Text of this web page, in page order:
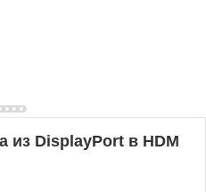
из DisplayPort в HDM